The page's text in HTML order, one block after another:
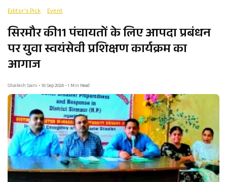
Editor's Pick Event
सिरमौर की11 पंचायतों के लिए आपदा प्रबंधन
पर युवा स्वयंसेवी प्रशिक्षण कार्यक्रम का
आगाज
Shailesh Saini • 16 Sep 2024 • 1 Min Read